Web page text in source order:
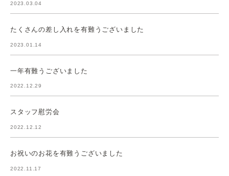
2023.03.04
たくさんの差し入れを有難うございました
2023.01.14
一年有難うございました
2022.12.29
スタッフ慰労会
2022.12.12
お祝いのお花を有難うございました
2022.11.17